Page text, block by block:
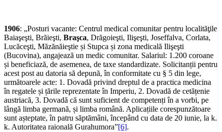
1906: „Posturi vacante: Centrul medical comunitar pentru localităţile
Baiaşeşti, Brăieşti, Braşca, Drăgoieşti, Ilişeşti, Joseffalva, Corlata,
Lucăceşti, Măzănăieştie și Stupca și zona medicală Ilişeşti
(Bucovina), angajează un medic comunitar. Salariul: 1.200 coroane
și beneficiază, de asemenea, de taxe standardizate. Solicitanții pentru
acest post au datoria să depună, în conformitate cu § 5 din lege,
următoarele acte: 1. Dovadă privind dreptul de a practica medicina
în regatele și țările reprezentate în Imperiu, 2. Dovadă de cetățenie
austriacă, 3. Dovadă că sunt suficient de competenți în a vorbi, pe
lângă limba germană, și limba română. Aplicațiile corespunzătoare
sunt așteptate, în patru săptămâni, începând cu data de 20 iunie, la k.
k. Autoritatea raională Gurahumora”[6].